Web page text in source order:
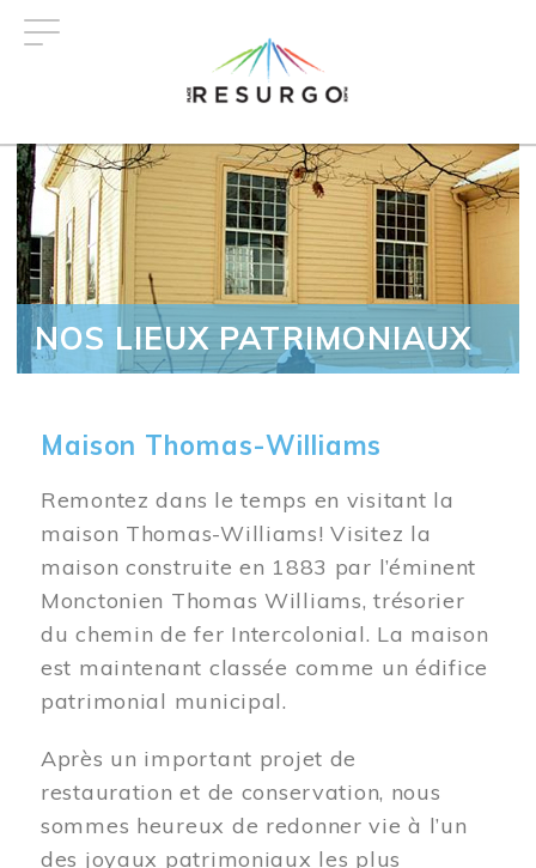
NOS LIEUX PATRIMONIAUX
Maison Thomas-Williams
Remontez dans le temps en visitant la
maison Thomas-Williams! Visitez la
maison construite en 1883 par l’éminent
Monctonien Thomas Williams, trésorier
du chemin de fer Intercolonial. La maison
est maintenant classée comme un édifice
patrimonial municipal.
Après un important projet de
restauration et de conservation, nous
sommes heureux de redonner vie à l’un
des joyaux patrimoniaux les plus